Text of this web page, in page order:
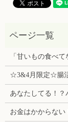
「甘いもの食べ
☆3&4月限定☆腸
あなたしてる！？
お金はかからない